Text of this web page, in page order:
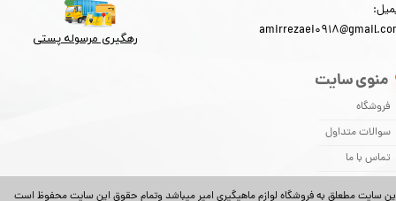
سایت مطعلق به فروشگاه لوازم ماهیگیری امیر میباشد وتمام حقوق این سایت محفوظ است
منوی سایت
فروشگاه
سوالات متداول
تماس با ما
رهگیری مرسوله پستی​​​​​​​